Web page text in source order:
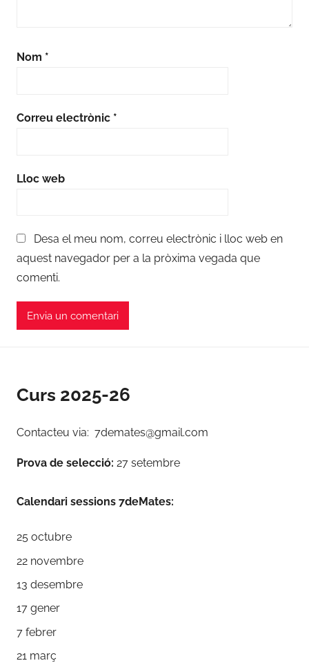
Nom *
Correu electrònic *
Lloc web
Desa el meu nom, correu electrònic i lloc web en
aquest navegador per a la pròxima vegada que
comenti.
Curs 2025-26
Contacteu via: 7demates@gmail.com
Prova de selecció: 27 setembre
Calendari sessions 7deMates:
25 octubre
22 novembre
13 desembre
17 gener
7 febrer
21 març